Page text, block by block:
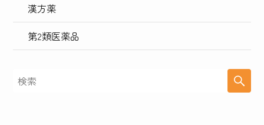
漢方薬
第2類医薬品